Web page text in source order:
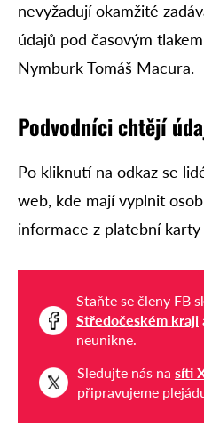
nevyžadují okamžité
údajů pod časovým
Nymburk Tomáš Macura.
Podvodníci chtějí
Po kliknutí na odkaz se
web, kde mají vyplnit
informace z platební
Staňte se členy FB
Středočeském kraji
neunikne.
Sledujte nás na síti
připravujeme